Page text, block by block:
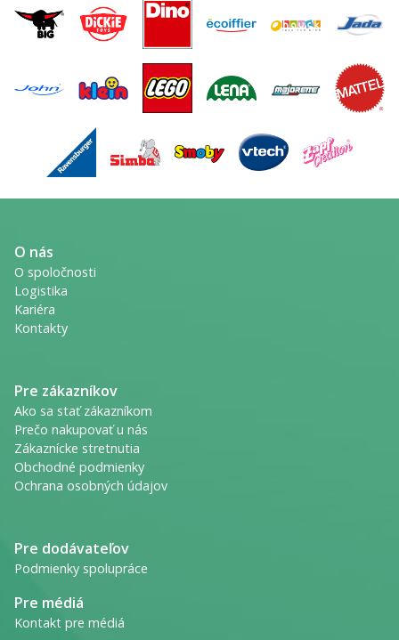
O nás
O spoločnosti
Logistika
Kariéra
Kontakty
Pre zákazníkov
Ako sa stať zákazníkom
Prečo nakupovať u nás
Zákaznícke stretnutia
Obchodné podmienky
Ochrana osobných údajov
Pre dodávateľov
Podmienky spolupráce
Pre médiá
Kontakt pre médiá